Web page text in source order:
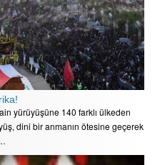
yürüyüşüne 140 farklı ülkeden
dini bir anmanın ötesine geçerek